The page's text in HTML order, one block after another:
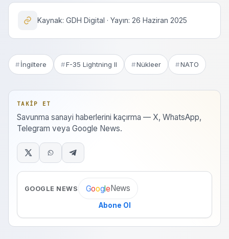
Kaynak: GDH Digital · Yayın: 26 Haziran 2025
İngiltere F-35 Lightning II Nükleer NATO
TAKIP ET
Savunma sanayi haberlerini kaçırma — X, WhatsApp,
Telegram veya Google News.
GOOGLE NEWS GoogleNews
Abone Ol